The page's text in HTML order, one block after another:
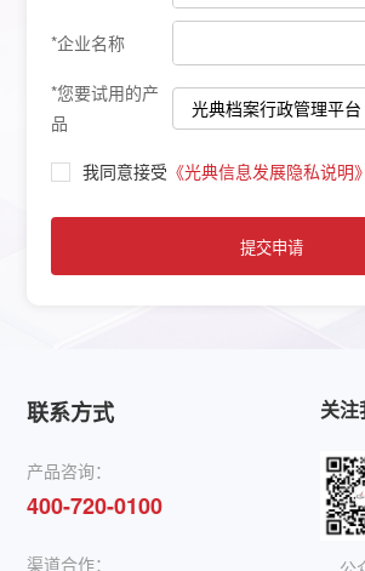
*企业名称
*您要试用的产
品
我同意接受 《光典信息发展隐私说明》
联系方式
产品咨询：
400-720-0100
渠道合作：
关注